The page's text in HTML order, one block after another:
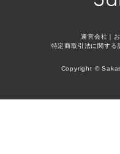
運営会社 ｜
特定商取引法に関する
Copyright ©